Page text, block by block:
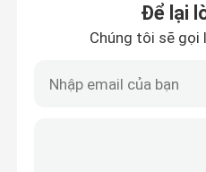
chiết xuất thực vật tinh
Để lại
Chúng tôi sẽ gọi